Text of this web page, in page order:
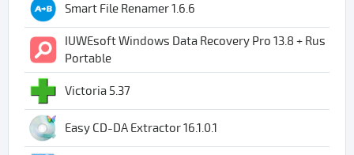
Smart File Renamer 1.6.6
IUWEsoft Windows Data Recovery Pro 13.8 + Rus
Portable
Victoria 5.37
Easy CD-DA Extractor 16.1.0.1